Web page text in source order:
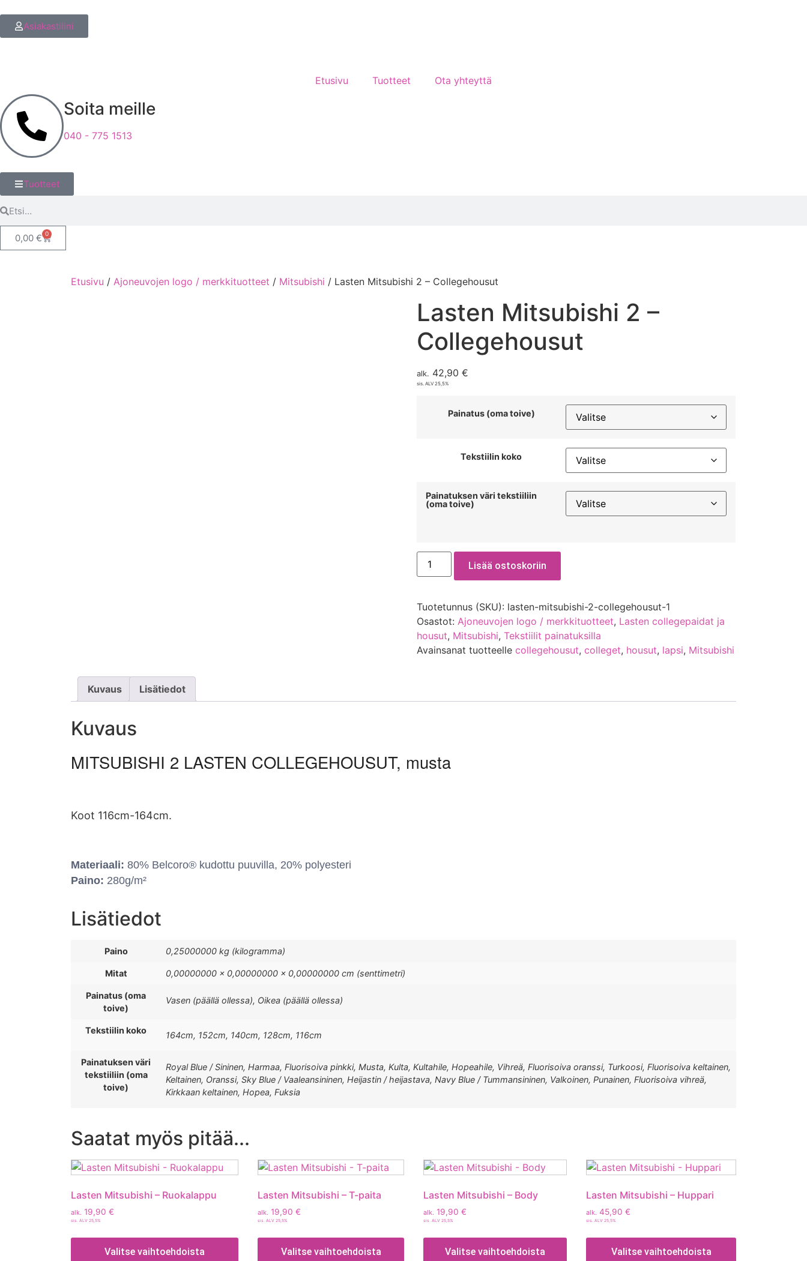
Asiakastilini
Etusivu Tuotteet Ota yhteyttä
Soita meille
040 - 775 1513
Tuotteet
0,00 € 0
Etusivu / Ajoneuvojen logo / merkkituotteet / Mitsubishi / Lasten Mitsubishi 2 – Collegehousut
Lasten Mitsubishi 2 –
Collegehousut
alk. 42,90€
sis. ALV 25,5%
Painatus (oma toive)
Tekstiilin koko
Painatuksen väri tekstiiliin
(oma toive)
Lisää ostoskoriin
Tuotetunnus (SKU): lasten-mitsubishi-2-collegehousut-1
Osastot: Ajoneuvojen logo / merkkituotteet, Lasten collegepaidat ja
housut, Mitsubishi,Tekstiilit painatuksilla
Avainsanat tuotteellecollegehousut,colleget, housut, lapsi, Mitsubishi
Kuvaus Lisätiedot
Kuvaus
MITSUBISHI 2 LASTEN COLLEGEHOUSUT, musta
Koot 116cm-164cm.
Materiaali: 80% Belcoro® kudottu puuvilla, 20% polyesteri
Paino: 280g/m²
Lisätiedot
Paino 0,25000000 kg (kilogramma)
Mitat 0,00000000 × 0,00000000 × 0,00000000 cm (senttimetri)
Painatus (oma
toive)
Vasen (päällä ollessa), Oikea (päällä ollessa)
Tekstiilin koko 164cm, 152cm, 140cm, 128cm, 116cm
Painatuksen väri
tekstiiliin (oma
toive)
Royal Blue / Sininen, Harmaa, Fluorisoiva pinkki, Musta, Kulta, Kultahile, Hopeahile, Vihreä, Fluorisoiva oranssi, Turkoosi, Fluorisoiva keltainen,
Keltainen, Oranssi, Sky Blue / Vaaleansininen, Heijastin / heijastava, Navy Blue / Tummansininen, Valkoinen, Punainen, Fluorisoiva vihreä,
Kirkkaan keltainen, Hopea, Fuksia
Saatat myös pitää...
Lasten Mitsubishi – Ruokalappu
alk. 19,90 €
sis. ALV 25,5%
Valitse vaihtoehdoista
Lasten Mitsubishi – T-paita
alk. 19,90 €
sis. ALV 25,5%
Valitse vaihtoehdoista
Lasten Mitsubishi – Body
alk. 19,90 €
sis. ALV 25,5%
Valitse vaihtoehdoista
Lasten Mitsubishi – Huppari
alk. 45,90 €
sis. ALV 25,5%
Valitse vaihtoehdoista